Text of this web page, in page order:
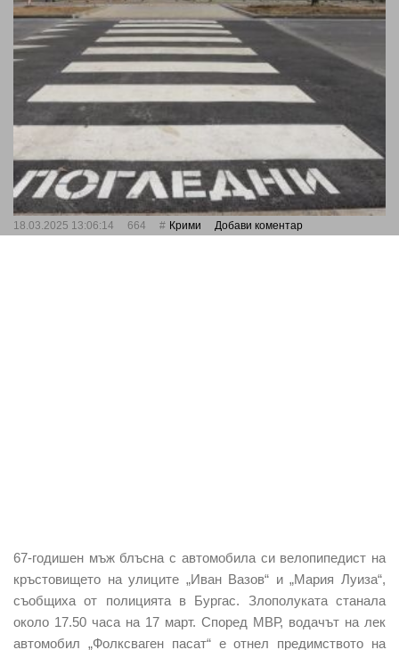
18.03.2025 13:06:14 664 Крими Добави коментар
67-годишен мъж блъсна с автомобила си велопипедист на
кръстовището на улиците „Иван Вазов“ и „Мария Луиза“,
съобщиха от полицията в Бургас. Злополуката станала
около 17.50 часа на 17 март. Според МВР, водачът на лек
автомобил „Фолксваген пасат“ е отнел предимството на